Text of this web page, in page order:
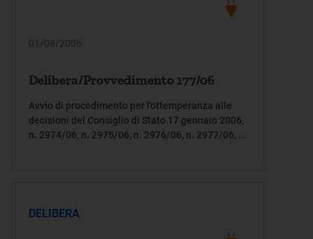
01/08/2006
Delibera/Provvedimento 177/06
Avvio di procedimento per l'ottemperanza alle
decisioni del Consiglio di Stato 17 gennaio 2006,
n. 2974/06, n. 2975/06, n. 2976/06, n. 2977/06, n.
DELIBERA